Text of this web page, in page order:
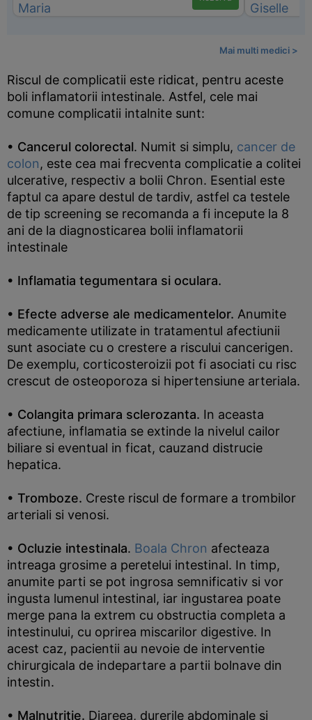
Mai multi medici >
Riscul de complicatii este ridicat, pentru aceste
boli inflamatorii intestinale. Astfel, cele mai
comune complicatii intalnite sunt:
• Cancerul colorectal. Numit si simplu, cancer de
colon, este cea mai frecventa complicatie a colitei
ulcerative, respectiv a bolii Chron. Esential este
faptul ca apare destul de tardiv, astfel ca testele
de tip screening se recomanda a fi incepute la 8
ani de la diagnosticarea bolii inflamatorii
intestinale
• Inflamatia tegumentara si oculara.
• Efecte adverse ale medicamentelor. Anumite
medicamente utilizate in tratamentul afectiunii
sunt asociate cu o crestere a riscului cancerigen.
De exemplu, corticosteroizii pot fi asociati cu risc
crescut de osteoporoza si hipertensiune arteriala.
• Colangita primara sclerozanta. In aceasta
afectiune, inflamatia se extinde la nivelul cailor
biliare si eventual in ficat, cauzand distrucie
hepatica.
• Tromboze. Creste riscul de formare a trombilor
arteriali si venosi.
• Ocluzie intestinala. Boala Chron afecteaza
intreaga grosime a peretelui intestinal. In timp,
anumite parti se pot ingrosa semnificativ si vor
ingusta lumenul intestinal, iar ingustarea poate
merge pana la extrem cu obstructia completa a
intestinului, cu oprirea miscarilor digestive. In
acest caz, pacientii au nevoie de interventie
chirurgicala de indepartare a partii bolnave din
intestin.
• Malnutritie. Diareea, durerile abdominale si